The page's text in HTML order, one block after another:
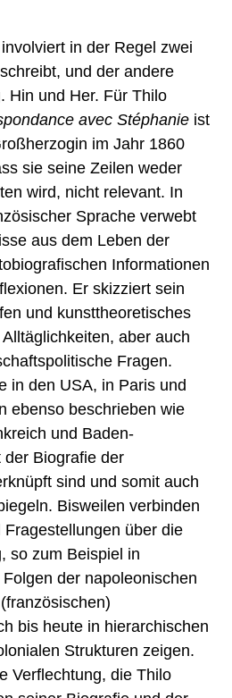
in der Regel zwei
und der andere
Hin und Her. Für Thilo
avec Stéphanie ist
im Jahr 1860
sie seine Zeilen weder
wird, nicht relevant. In
Sprache verwebt
aus dem Leben der
Informationen
Er skizziert sein
und kunsttheoretisches
aber auch
Fragen.
in den USA, in Paris und
ebenso beschrieben wie
und Baden-
Biografie der
sind und somit auch
Bisweilen verbinden
über die
so zum Beispiel in
der napoleonischen
bis heute in hierarchischen
Strukturen zeigen.
Verflechtung, die Thilo